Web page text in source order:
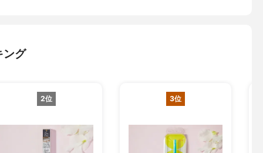
ング
2位 3位